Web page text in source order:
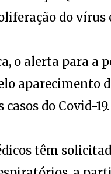
do
o alerta para a
aparecimento
do Covid-19.
têm